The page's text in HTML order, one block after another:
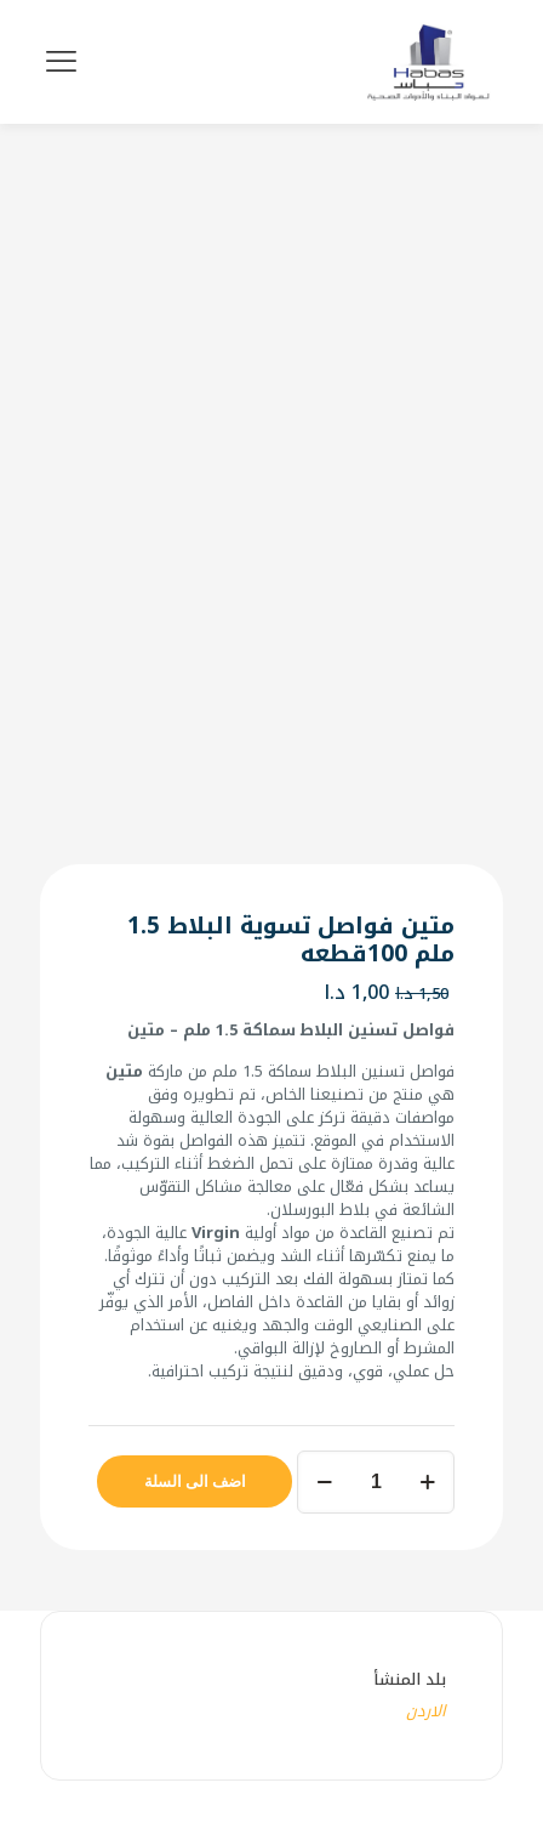
متين فواصل تسوية البلاط 1.5
ملم 100قطعه
1,50د.ا السعر
الأصلي
هو:
1,50 د.ا.
1,00 د.ا
الحالي
هو:
1,00 د.ا.
فواصل تسنين البلاط سماكة 1.5 ملم – متين
فواصل تسنين البلاط سماكة 1.5 ملم من ماركة
متين
هي منتج من تصنيعنا الخاص، تم تطويره وفق
مواصفات دقيقة تركز على الجودة العالية وسهولة
الاستخدام في الموقع. تتميز هذه الفواصل بقوة شد
عالية وقدرة ممتازة على تحمل الضغط أثناء التركيب، مما
يساعد بشكل فعّال على معالجة مشاكل التقوّس
الشائعة في بلاط البورسلان.
تم تصنيع القاعدة من مواد أولية Virginعالية الجودة،
ما يمنع تكسّرها أثناء الشد ويضمن ثباتًا وأداءً موثوقًا.
كما تمتاز بسهولة الفك بعد التركيب دون أن تترك أي
زوائد أو بقايا من القاعدة داخل الفاصل، الأمر الذي يوفّر
على الصنايعي الوقت والجهد ويغنيه عن استخدام
المشرط أو الصاروخ لإزالة البواقي.
حل عملي، قوي، ودقيق لنتيجة تركيب احترافية.
كمية
متين
فواصل
اضف الى السلة
بلد المنشأ
الاردن